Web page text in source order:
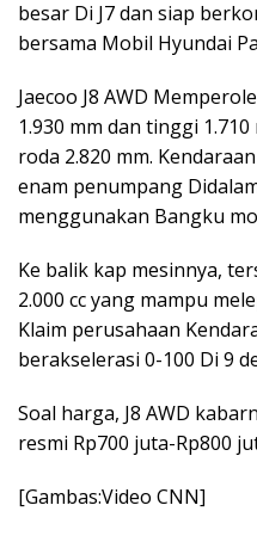
besar Di J7 dan siap
bersama Mobil Hyundai
Jaecoo J8 AWD
1.930 mm dan tinggi
roda 2.820 mm.
enam penumpang
menggunakan Bangku
Ke balik kap mesinnya,
2.000 cc yang mampu
Klaim perusahaan
berakselerasi 0-100 Di 9
Soal harga, J8 AWD
resmi Rp700 juta-Rp800
[Gambas:Video CNN]